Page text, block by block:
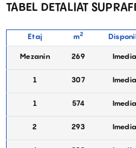
TABEL DETALIAT
Etaj m2
Mezanin 269
1 307
1 574
2 293